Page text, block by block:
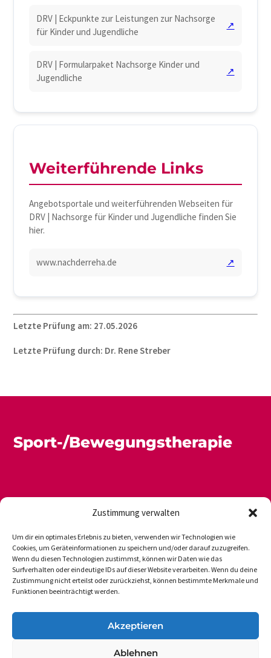
Zustimmung verwalten
Um dir ein optimales Erlebnis zu bieten, verwenden wir Technologien wie
Cookies, um Geräteinformationen zu speichern und/oder darauf zuzugreifen.
Wenn du diesen Technologien zustimmst, können wir Daten wie das
Surfverhalten oder eindeutige IDs auf dieser Website verarbeiten. Wenn du deine
Zustimmung nicht erteilst oder zurückziehst, können bestimmte Merkmale und
Funktionen beeinträchtigt werden.
Akzeptieren
Ablehnen
DRV | Eckpunkte zur Leistungen zur Nachsorge
für Kinder und Jugendliche
↗
DRV | Formularpaket Nachsorge Kinder und
Jugendliche
↗
Weiterführende Links
Angebotsportale und weiterführenden Webseiten für
DRV | Nachsorge für Kinder und Jugendliche finden Sie
hier.
www.nachderreha.de ↗
Letzte Prüfung am: 27.05.2026
Letzte Prüfung durch: Dr. Rene Streber
Sport-/Bewegungstherapie
DVGS E.V.-GESCHÄFTSSTELLE
Newsletter Datenschutz Impressum